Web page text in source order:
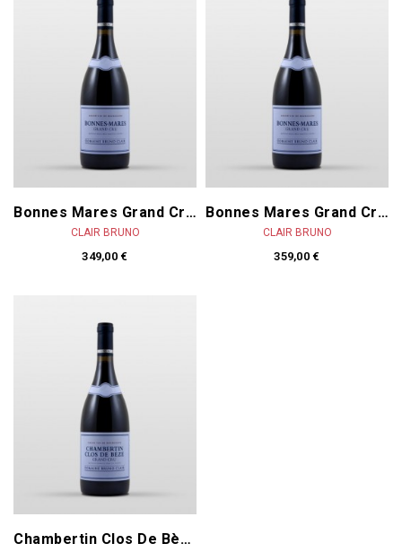
Bonnes Mares Grand Cru 2021
CLAIR BRUNO
349,00 €
Bonnes Mares Grand Cru 2020
CLAIR BRUNO
359,00 €
Chambertin Clos De Bèze Grand Cru 2021